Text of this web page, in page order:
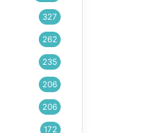
327
262
235
206
206
172